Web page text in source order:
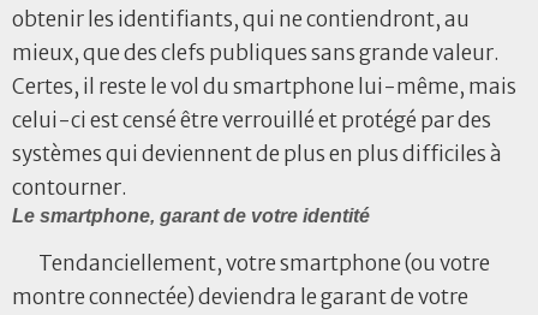
obtenir les identifiants, qui ne contiendront, au
mieux, que des clefs publiques sans grande valeur.
Certes, il reste le vol du smartphone lui-même, mais
celui-ci est censé être verrouillé et protégé par des
systèmes qui deviennent de plus en plus difficiles à
contourner.
Le smartphone, garant de votre identité
Tendanciellement, votre smartphone (ou votre
montre connectée) deviendra le garant de votre